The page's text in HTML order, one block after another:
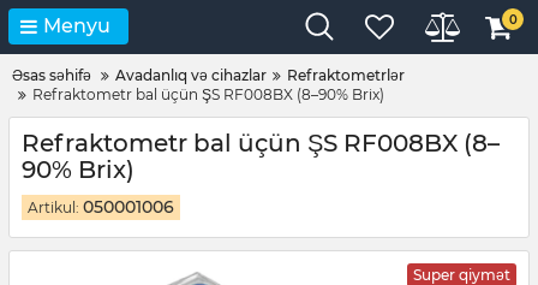
Menyu 0
Əsas səhifə Avadanlıq və cihazlar
Refraktometrlər
Refraktometr bal üçün ŞS RF008BX (8–90% Brix)
Refraktometr bal üçün ŞS RF008BX (8–
90% Brix)
Artikul: 050001006
Super qiymət